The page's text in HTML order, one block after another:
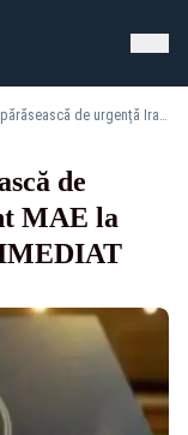
Românii, sfătuiți să părăsească de urgență Iranul. Avertisment MAE la nivel maxim: „PĂRĂSIȚI IMEDIAT ȚARA!”
de
MAE la